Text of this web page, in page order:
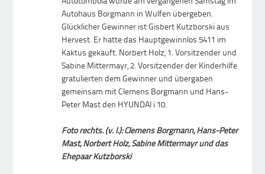
Autohaus Borgmann in Wulfen übergeben.
Glücklicher Gewinner ist Gisbert Kutzborski aus
Hervest. Er hatte das Hauptgewinnlos 5411 im
Kaktus gekauft. Norbert Holz, 1. Vorsitzender und
Sabine Mittermayr, 2. Vorsitzender der Kinderhilfe
gratulierten dem Gewinner und übergaben
gemeinsam mit Clemens Borgmann und Hans-
Peter Mast den HYUNDAI i 10.
Foto rechts. (v. l.): Clemens Borgmann, Hans-Peter
Mast, Norbert Holz, Sabine Mittermayr und das
Ehepaar Kutzborski